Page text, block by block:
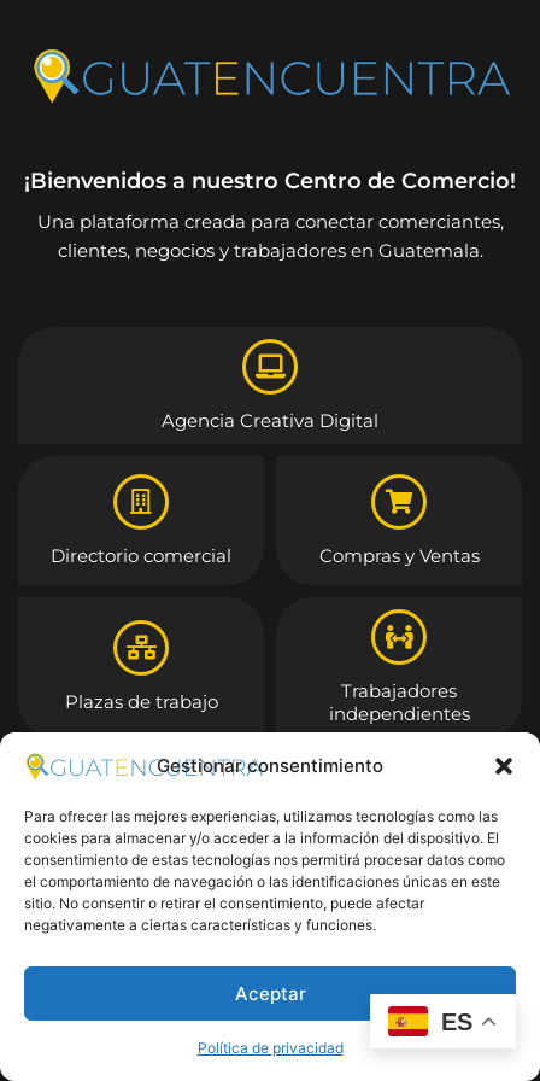
Gestionar consentimiento
Para ofrecer las mejores experiencias, utilizamos tecnologías como las
cookies para almacenar y/o acceder a la información del dispositivo. El
consentimiento de estas tecnologías nos permitirá procesar datos como
el comportamiento de navegación o las identificaciones únicas en este
sitio. No consentir o retirar el consentimiento, puede afectar
negativamente a ciertas características y funciones.
Aceptar
Política de privacidad
¡Bienvenidos a nuestro Centro de Comercio!
Una plataforma creada para conectar comerciantes,
clientes, negocios y trabajadores en Guatemala.
Agencia Creativa Digital
Directorio comercial Compras y Ventas
Plazas de trabajo
Trabajadores
independientes
Entrar
ES